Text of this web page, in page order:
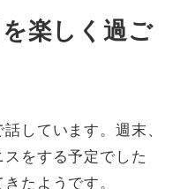
楽しく過ご
しています。週末、
をする予定でした
たようです。